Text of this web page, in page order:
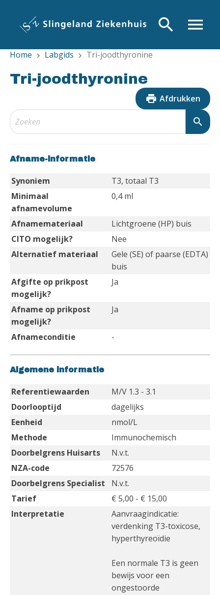
inhoud
menu
search
Home chevron_right Labgids chevron_right Tri-joodthyronine
Tri-joodthyronine
print Afdrukken
search
Afname-informatie
Synoniem
T3, totaal T3
Minimaal
afnamevolume
0,4 ml
Afnamemateriaal
Lichtgroene (HP) buis
CITO mogelijk?
Nee
Alternatief materiaal
Gele (SE) of paarse (EDTA)
buis
Afgifte op prikpost
mogelijk?
Ja
Afname op prikpost
mogelijk?
Ja
Afnameconditie -
Algemene informatie
Referentiewaarden
M/V 1.3 - 3.1
Doorlooptijd
dagelijks
Eenheid
nmol/L
Methode
Immunochemisch
Doorbelgrens Huisarts
N.v.t.
NZA-code
72576
Doorbelgrens Specialist
N.v.t.
Tarief
€ 5,00 - € 15,00
Interpretatie
Aanvraagindicatie:
verdenking T3-toxicose,
hyperthyreoïdie
Een normale T3 is geen
bewijs voor een
ongestoorde